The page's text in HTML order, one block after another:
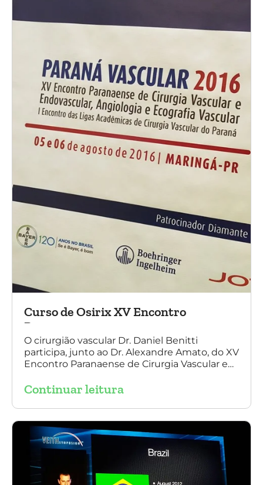
Curso de Osirix XV Encontro
Paranaense
O cirurgião vascular Dr. Daniel Benitti
participa, junto ao Dr. Alexandre Amato, do XV
Encontro Paranaense de Cirurgia Vascular e
Continuar leitura